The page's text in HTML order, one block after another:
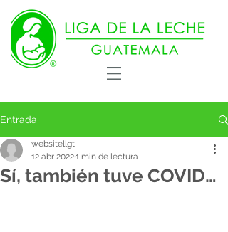
Entrada
Sí, también tuve COVID…
websitellgt
12 abr 20221 min de lectura